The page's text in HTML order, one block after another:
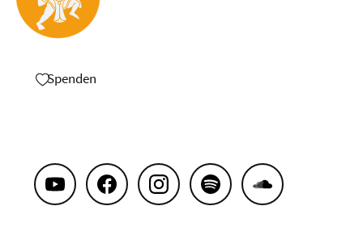
Spenden